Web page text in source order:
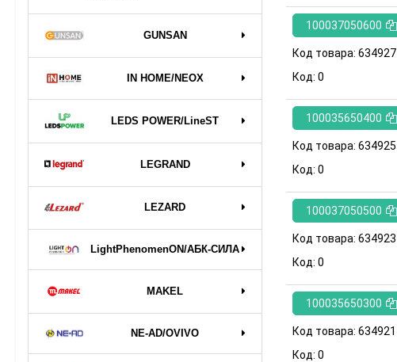
GUNSAN
IN HOME/NEOX
LEDS POWER/LineST
LEGRAND
LEZARD
LightPhenomenON/АБК-СИЛА
MAKEL
NE-AD/OVIVO
100037050600
Код товара: 634927
Код: 0
100035650400
Код товара: 634925
Код: 0
100037050500
Код товара: 634923
Код: 0
100035650300
Код товара: 634921
Код: 0